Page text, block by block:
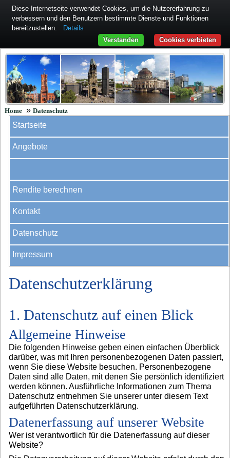
Home » Datenschutz
Startseite
Angebote
Rendite berechnen
Kontakt
Datenschutz
Impressum
Datenschutzerklärung
1. Datenschutz auf einen Blick
Allgemeine Hinweise
Die folgenden Hinweise geben einen einfachen Überblick
darüber, was mit Ihren personenbezogenen Daten passiert,
wenn Sie diese Website besuchen. Personenbezogene
Daten sind alle Daten, mit denen Sie persönlich identifiziert
werden können. Ausführliche Informationen zum Thema
Datenschutz entnehmen Sie unserer unter diesem Text
aufgeführten Datenschutzerklärung.
Datenerfassung auf unserer Website
Wer ist verantwortlich für die Datenerfassung auf dieser
Website?
Diese Internetseite verwendet Cookies, um die Nutzererfahrung zu
verbessern und den Benutzern bestimmte Dienste und Funktionen
bereitzustellen.
Details
Cookies verbieten
Verstanden